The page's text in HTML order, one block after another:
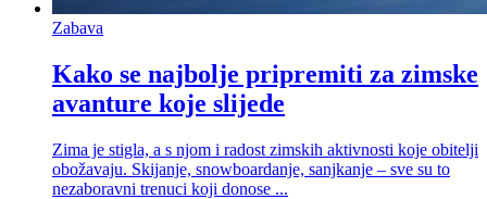
Zabava
Kako se najbolje pripremiti za zimske
avanture koje slijede
Zima je stigla, a s njom i radost zimskih aktivnosti koje obitelji
obožavaju. Skijanje, snowboardanje, sanjkanje – sve su to
nezaboravni trenuci koji donose ...